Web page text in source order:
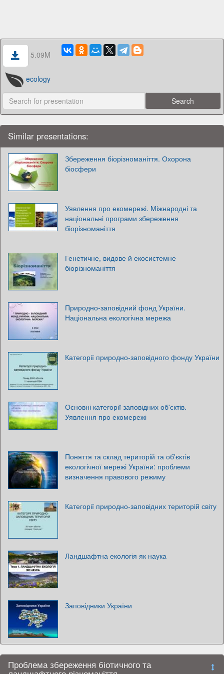
5.09M
ecology
Similar presentations:
Збереження біорізноманіття. Охорона
біосфери
Уявлення про екомережі. Міжнародні та
національні програми збереження
біорізноманіття
Генетичне, видове й екосистемне
біорізноманіття
Природно-заповідний фонд України.
Національна екологічна мережа
Категорії природно-заповідного фонду України
Основні категорії заповідних об'єктів.
Уявлення про екомережі
Поняття та склад територій та об'єктів
екологічної мережі України: проблеми
визначення правового режиму
Категорії природно-заповідних територій світу
Ландшафтна екологія як наука
Заповідники України
Проблема збереження біотичного та